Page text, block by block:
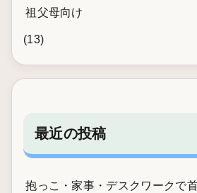
祖父母向け
(13)
最近の投稿
抱っこ・家事・デスクワークで